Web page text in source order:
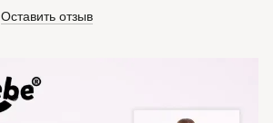
Оставить отзыв